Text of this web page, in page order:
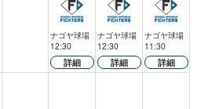
ナゴヤ球場
12:30
詳細
ナゴヤ球場
12:30
詳細
ナゴヤ球場
11:30
詳細